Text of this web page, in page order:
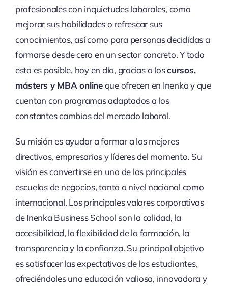
profesionales con inquietudes laborales, como
mejorar sus habilidades o refrescar sus
conocimientos, así como para personas decididas a
formarse desde cero en un sector concreto. Y todo
esto es posible, hoy en día, gracias a loscursos,
másters y MBA onlineque ofrecen en Inenka y que
cuentan con programas adaptados a los
constantes cambios del mercado laboral.
Su misión es ayudar a formar a los mejores
directivos, empresarios y líderes del momento. Su
visión es convertirse en una de las principales
escuelas de negocios, tanto a nivel nacional como
internacional. Los principales valores corporativos
de Inenka Business School son la calidad, la
accesibilidad, la flexibilidad de la formación, la
transparencia y la confianza. Su principal objetivo
es satisfacer las expectativas de los estudiantes,
ofreciéndoles una educación valiosa, innovadora y